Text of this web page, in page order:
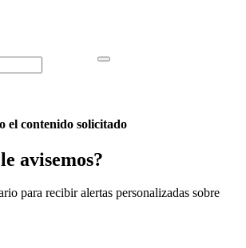
el contenido solicitado
avisemos?
para recibir alertas personalizadas sobre